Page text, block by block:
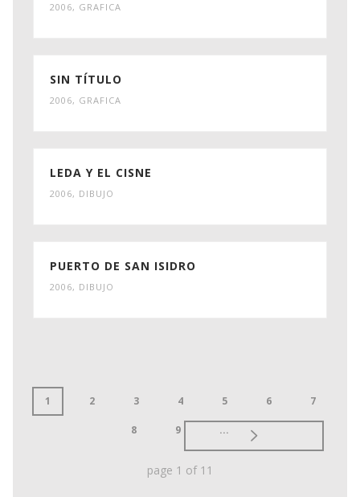
2006, GRAFICA
SIN TÍTULO
2006, GRAFICA
LEDA Y EL CISNE
2006, DIBUJO
PUERTO DE SAN ISIDRO
2006, DIBUJO
1 2 3 4 5 6 7
8 9 ...
page 1 of 11